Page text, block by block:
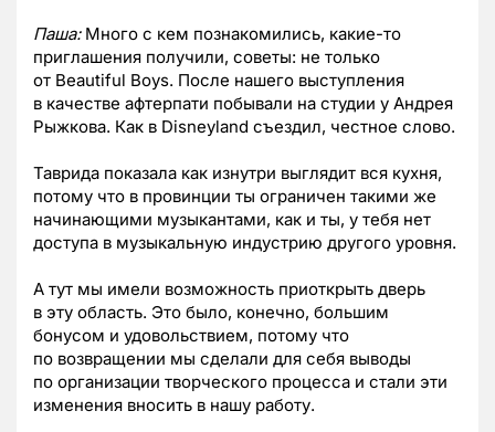
Паша:Много с кем познакомились, какие-то
приглашения получили, советы: не только
от Beautiful Boys. После нашего выступления
в качестве афтерпати побывали на студии у Андрея
Рыжкова. Как в Disneyland съездил, честное слово.
Таврида показала как изнутри выглядит вся кухня,
потому что в провинции ты ограничен такими же
начинающими музыкантами, как и ты, у тебя нет
доступа в музыкальную индустрию другого уровня.
А тут мы имели возможность приоткрыть дверь
в эту область. Это было, конечно, большим
бонусом и удовольствием, потому что
по возвращении мы сделали для себя выводы
по организации творческого процесса и стали эти
изменения вносить в нашу работу.